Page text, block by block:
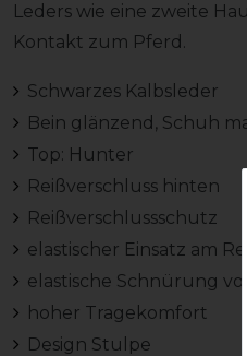
Leders wie eine zweite
Kontakt zum Pferd.
Schwarzes Kalbsleder
Bein glänzend, Schuh
Top: Hunter
Reißverschluss hinten
Reißverschlussschutz
elastischer Einsatz am
elastische Schnürung
hoher Tragekomfort
Design Stulpe